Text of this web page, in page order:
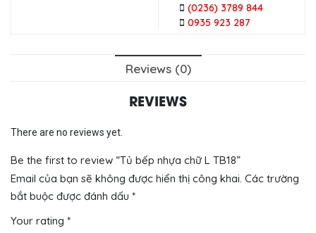
(0236) 3789 844
0935 923 287
Reviews (0)
REVIEWS
There are no reviews yet.
Be the first to review “Tủ bếp nhựa chữ L TB18”
Email của bạn sẽ không được hiển thị công khai. Các trường
bắt buộc được đánh dấu *
Your rating *